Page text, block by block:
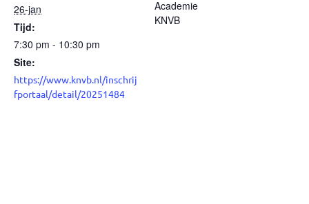
26-jan
Tijd:
7:30 pm - 10:30 pm
Site:
https://www.knvb.nl/inschrij
fportaal/detail/20251484
Academie
KNVB